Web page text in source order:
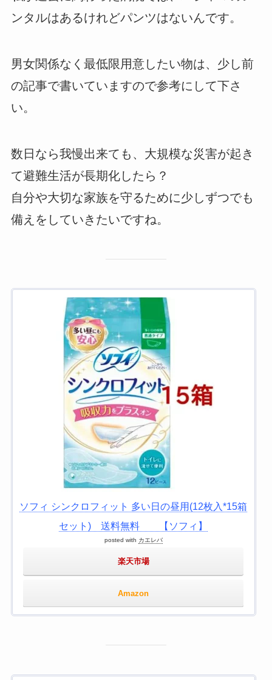
ンタルはあるけれどパンツはないんです。
男女関係なく最低限用意したい物は、少し前
の記事で書いていますので参考にして下さ
い。
数日なら我慢出来ても、大規模な災害が起き
て避難生活が長期化したら？
自分や大切な家族を守るために少しずつでも
備えをしていきたいですね。
ソフィ シンクロフィット 多い日の昼用(12枚入*15箱
セット) 送料無料 【ソフィ】
posted with カエレバ
楽天市場
Amazon